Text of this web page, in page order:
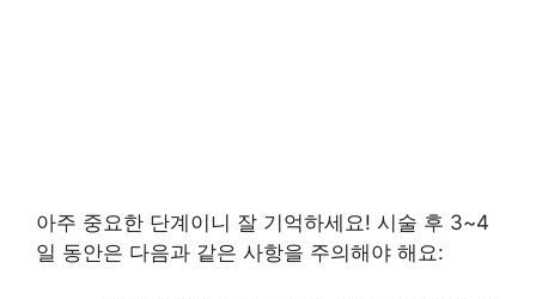
아주 중요한 단계이니 잘 기억하세요! 시술 후 3~4
일 동안은 다음과 같은 사항을 주의해야 해요: